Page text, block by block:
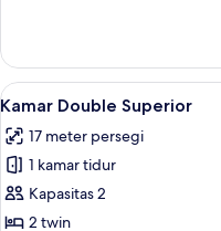
Kamar
Double
Standar
Lihat
semua
foto
untuk
Kamar
Double
9
Kamar Double Superior
17 meter persegi
1 kamar tidur
Kapasitas 2
2 twin